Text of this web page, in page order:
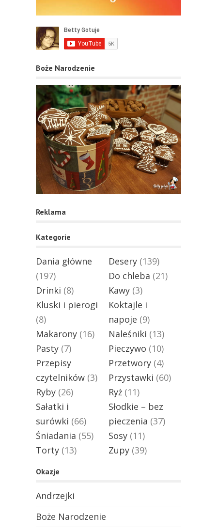
Boże Narodzenie
Reklama
Kategorie
Dania główne
(197)
Desery (139)
Do chleba (21)
Drinki (8) Kawy (3)
Kluski i pierogi
(8)
Koktajle i
napoje (9)
Makarony (16) Naleśniki (13)
Pasty (7) Pieczywo (10)
Przepisy
czytelników (3)
Przetwory (4)
Przystawki (60)
Ryby (26) Ryż (11)
Sałatki i
surówki (66)
Słodkie – bez
pieczenia (37)
Śniadania (55) Sosy (11)
Torty (13) Zupy (39)
Okazje
Andrzejki
Boże Narodzenie